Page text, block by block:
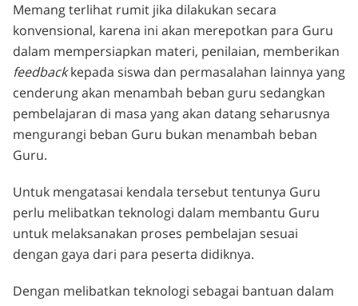
Memang terlihat rumit jika dilakukan secara
konvensional, karena ini akan merepotkan para Guru
dalam mempersiapkan materi, penilaian, memberikan
feedbackkepada siswa dan permasalahan lainnya yang
cenderung akan menambah beban guru sedangkan
pembelajaran di masa yang akan datang seharusnya
mengurangi beban Guru bukan menambah beban
Guru.
Untuk mengatasai kendala tersebut tentunya Guru
perlu melibatkan teknologi dalam membantu Guru
untuk melaksanakan proses pembelajan sesuai
dengan gaya dari para peserta didiknya.
Dengan melibatkan teknologi sebagai bantuan dalam